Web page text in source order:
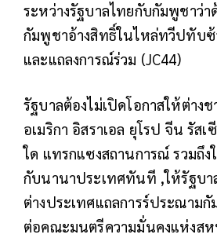
ระหว่างรัฐบาลไทยกับกัมพูชาว่
กัมพูชาอ้างสิทธิ์ในไหล่ทวีปทับ
และแถลงการณ์ร่วม (JC44)
รัฐบาลต้องไม่เปิดโอกาสให้ต่าง
อเมริกา อิสราเอล ยุโรป จีน รัส
ใด แทรกแซงสถานการณ์ รวมถึ
กับนานาประเทศทันที ,ให้รัฐบา
ต่างประเทศแถลการร์ประณาม
ต่อคณะมนตรีความมั่นคงแห่งส